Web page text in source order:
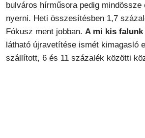
bulváros hírműsora pedig mindössze
nyerni. Heti összesítésben 1,7
Fókusz ment jobban. A mi kis falunk
látható újravetítése ismét kimagasló
szállított, 6 és 11 százalék közötti